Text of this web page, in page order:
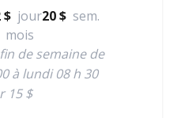
$ jour20 $ sem.
mois
de semaine de
à lundi 08 h 30
15 $